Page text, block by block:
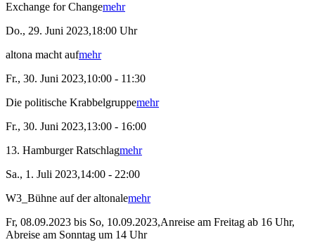
Exchange for Changemehr
Do., 29. Juni 2023,18:00 Uhr
altona macht aufmehr
Fr., 30. Juni 2023,10:00 - 11:30
Die politische Krabbelgruppemehr
Fr., 30. Juni 2023,13:00 - 16:00
13. Hamburger Ratschlagmehr
Sa., 1. Juli 2023,14:00 - 22:00
W3_Bühne auf der altonalemehr
Fr, 08.09.2023 bis So, 10.09.2023,Anreise am Freitag ab 16 Uhr,
Abreise am Sonntag um 14 Uhr